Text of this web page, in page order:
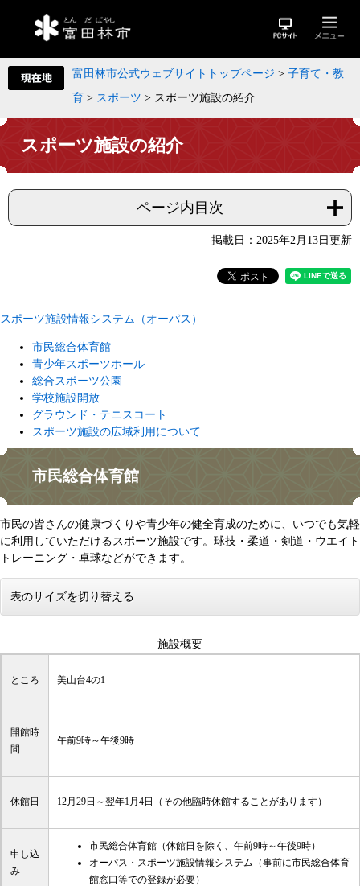
富田林市公式ウェブサイトトップページ > 子育て・教
育 > スポーツ > スポーツ施設の紹介
スポーツ施設の紹介
ページ内目次
掲載日：2025年2月13日更新
スポーツ施設情報システム（オーパス）
市民総合体育館
青少年スポーツホール
総合スポーツ公園
学校施設開放
グラウンド・テニスコート
スポーツ施設の広域利用について
市民総合体育館
市民の皆さんの健康づくりや青少年の健全育成のために、いつでも気軽
に利用していただけるスポーツ施設です。球技・柔道・剣道・ウエイト
トレーニング・卓球などができます。
表のサイズを切り替える
施設概要
ところ 美山台4の1
開館時
間
午前9時～午後9時
休館日 12月29日～翌年1月4日（その他臨時休館することがあります）
申し込
み
市民総合体育館（休館日を除く、午前9時～午後9時）
オーパス・スポーツ施設情報システム（事前に市民総合体育
館窓口等での登録が必要）